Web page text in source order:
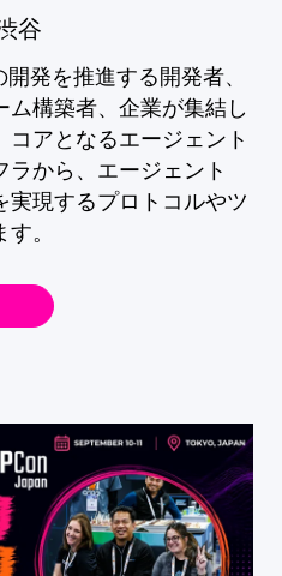
谷
発を推進する開発者、
構築者、企業が集結し
コアとなるエージェント
から、エージェント
実現するプロトコルやツ
。